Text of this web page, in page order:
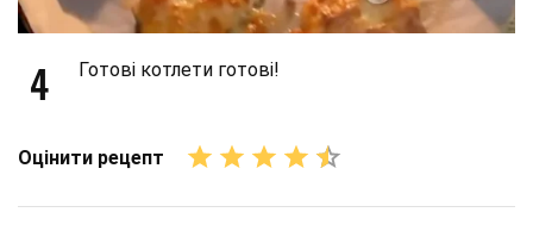
4 Готові котлети готові!
Оцінити рецепт